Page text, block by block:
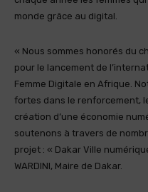
monde grâce au digital.
« Nous sommes honorés du
pour le lancement de
Femme Digitale en Afrique.
fortes dans le renforcement,
création d’une économie
soutenons à travers de
projet : « Dakar Ville
WARDINI, Maire de Dakar.